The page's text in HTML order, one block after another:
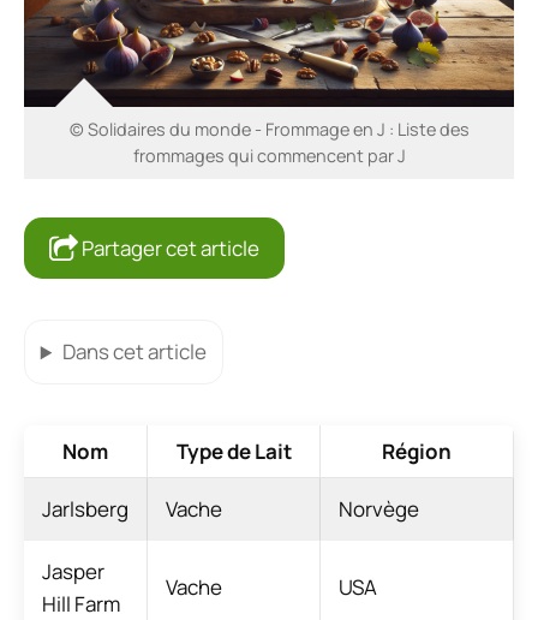
© Solidaires du monde - Frommage en J : Liste des
frommages qui commencent par J
Partager cet article
Dans cet article
Nom Type de Lait Région
Jarlsberg Vache Norvège
Jasper
Hill Farm
Vache USA